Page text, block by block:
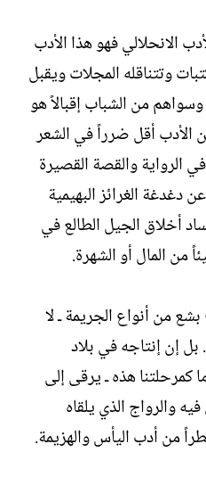
الانحلالي فهو هذا الأدب
وتتناقله المجلات ويقبل
من الشباب إقبالاً هو
الأدب أقل ضرراً في الشعر
الرواية والقصة القصيرة
دغدغة الغرائز البهيمية
أخلاق الجيل الطالع في
المال أو الشهرة.‏
من أنواع الجريمة ـ لا
إن إنتاجه في بلاد
كمرحلتنا هذه ـ يرقى إلى
والرواج الذي يلقاه
من أدب اليأس والهزيمة.‏